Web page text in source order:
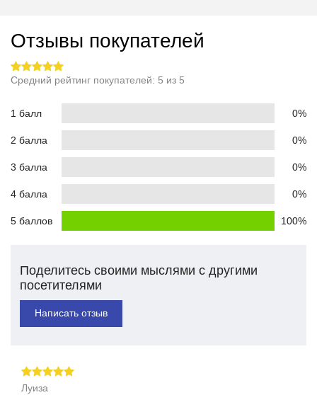
Отзывы покупателей
Средний рейтинг покупателей: 5 из 5
1 балл 0%
2 балла 0%
3 балла 0%
4 балла 0%
5 баллов 100%
Поделитесь своими мыслями с другими
посетителями
Написать отзыв
Луиза